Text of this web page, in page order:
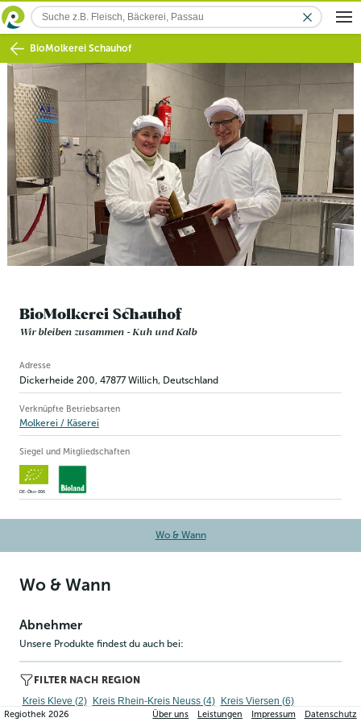
BioMolkerei Schauhof
BioMolkerei Schauhof
Wir bleiben zusammen - Kuh und Kalb
Betriebsinformation
Adresse
Dickerheide 200, 47877 Willich, Deutschland
Verknüpfte Betriebsarten
Molkerei / Käserei
Siegel und Mitgliedschaften
DE-Öko-006
Wo & Wann
Wo & Wann
Abnehmer
Unsere Produkte findest du auch bei:
FILTER NACH REGION
Kreis Kleve (2)
Kreis Rhein-Kreis Neuss (4)
Kreis Viersen (6)
Stadt Düsseldorf (7)
Stadt Krefeld (1) Stadt Mönchengladbach (1)
Regiothek2026 Über uns Leistungen Impressum Datenschutz